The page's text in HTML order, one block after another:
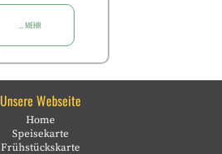
... MEHR
Unsere Webseite
Home
Speisekarte
Frühstückskarte